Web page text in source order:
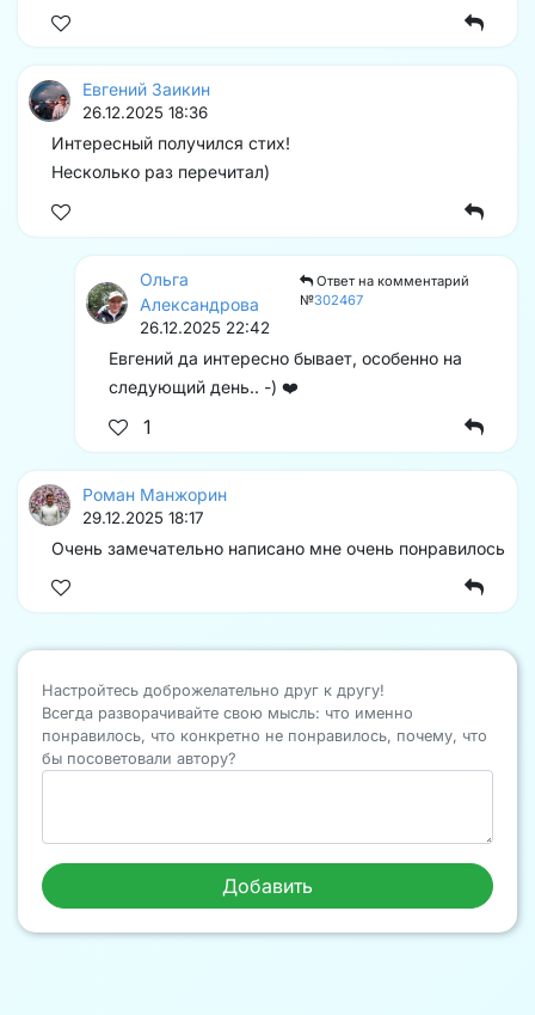
Евгений Заикин
26.12.2025 18:36
Интересный получился стих!
Несколько раз перечитал)
Ольга
Александрова
Ответ на комментарий
№302467
26.12.2025 22:42
Евгений да интересно бывает, особенно на
следующий день.. -) ❤️
1
Роман Манжорин
29.12.2025 18:17
Очень замечательно написано мне очень понравилось
Настройтесь доброжелательно друг к другу!
Всегда разворачивайте свою мысль: что именно
понравилось, что конкретно не понравилось, почему, что
бы посоветовали автору?